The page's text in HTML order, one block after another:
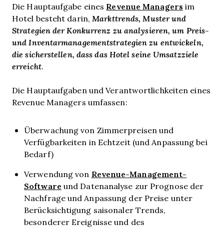
Die Hauptaufgabe eines Revenue Managers im
Hotel besteht darin,Markttrends, Muster und
Strategien der Konkurrenz zu analysieren, um Preis-
und Inventarmanagementstrategien zu entwickeln,
die sicherstellen, dass das Hotel seine Umsatzziele
erreicht.
Die Hauptaufgaben und Verantwortlichkeiten eines
Revenue Managers umfassen:
Überwachung von Zimmerpreisen und
Verfügbarkeiten in Echtzeit (und Anpassung bei
Bedarf)
Verwendung von Revenue-Management-
Software und Datenanalyse zur Prognose der
Nachfrage und Anpassung der Preise unter
Berücksichtigung saisonaler Trends,
besonderer Ereignisse und des